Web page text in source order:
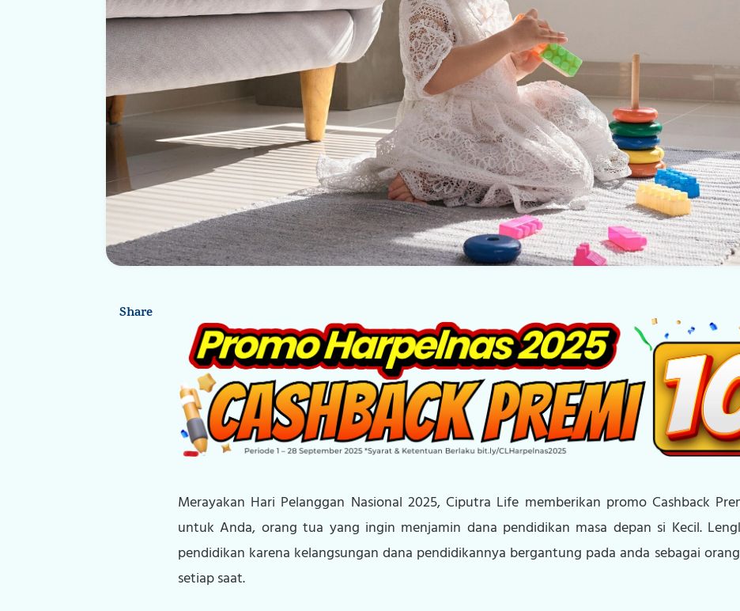
Tentang Kami
Karier
Kontak Kami
Share
Merayakan Hari Pelanggan Nasional 2025, Ciputra Life memberikan promo Cashback
untuk Anda, orang tua yang ingin menjamin dana pendidikan masa depan si Kecil.
pendidikan karena kelangsungan dana pendidikannya bergantung pada anda sebagai
setiap saat.